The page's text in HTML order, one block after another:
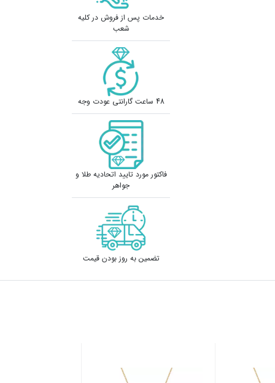
خدمات پس از فروش در کلیه
شعب
48 ساعت گارانتی عودت وجه
فاکتور مورد تایید اتحادیه طلا و
جواهر
تضمین به روز بودن قیمت